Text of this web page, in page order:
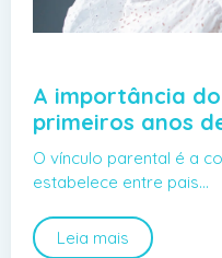
A importância
primeiros anos
O vínculo parental é a
estabelece entre pais…
Leia mais